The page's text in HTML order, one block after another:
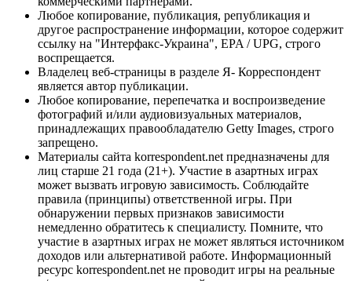
Любое копирование, публикация, републикация и
другое распространение информации, которое содержит
ссылку на "Интерфакс-Украина", EPA / UPG, строго
воспрещается.
Владелец веб-страницы в разделе Я- Корреспондент
является автор публикации.
Любое копирование, перепечатка и воспроизведение
фотографий и/или аудиовизуальных материалов,
принадлежащих правообладателю Getty Images, строго
запрещено.
Материалы сайта korrespondent.net предназначены для
лиц старше 21 года (21+). Участие в азартных играх
может вызвать игровую зависимость. Соблюдайте
правила (принципы) ответственной игры. При
обнаружении первых признаков зависимости
немедленно обратитесь к специалисту. Помните, что
участие в азартных играх не может являться источником
доходов или альтернативой работе. Информационный
ресурс korrespondent.net не проводит игры на реальные